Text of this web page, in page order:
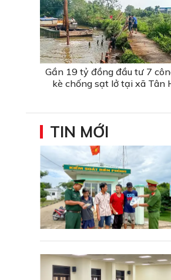
Gần 19 tỷ đồng đầu tư 7
kè chống sạt lở tại xã Tân
TIN MỚI